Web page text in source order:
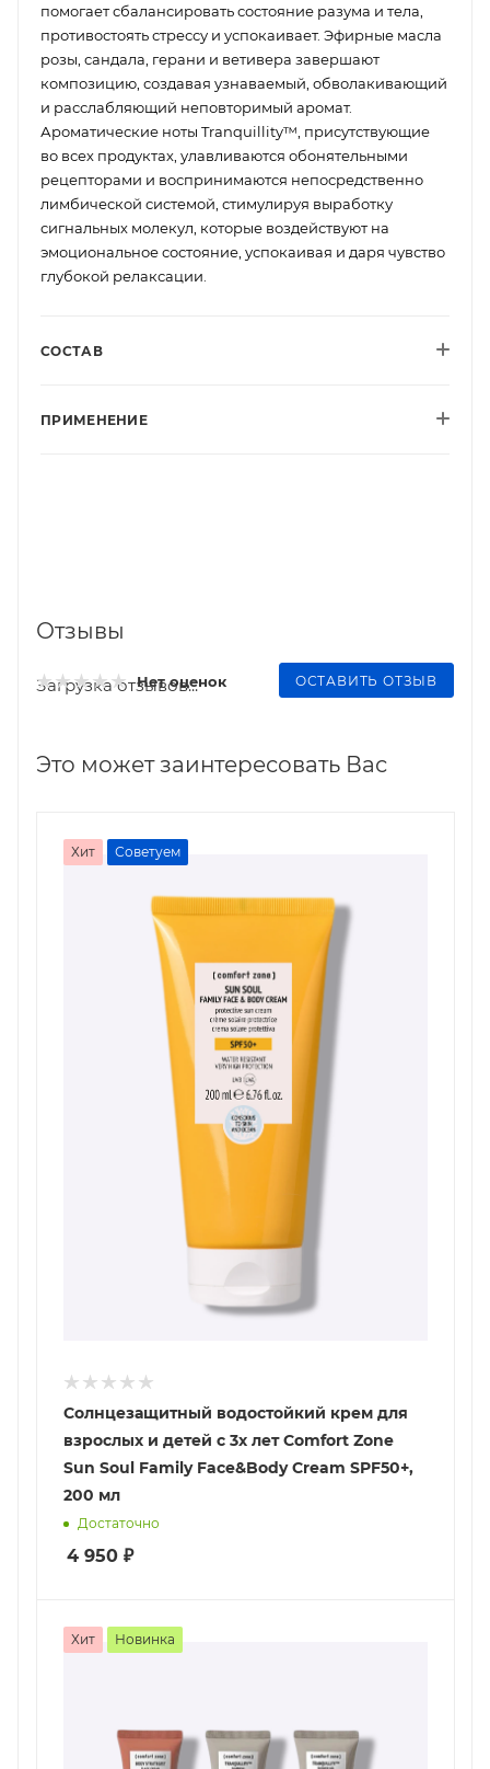
помогает сбалансировать состояние разума и тела,
противостоять стрессу и успокаивает. Эфирные масла
розы, сандала, герани и ветивера завершают
композицию, создавая узнаваемый, обволакивающий
и расслабляющий неповторимый аромат.
Ароматические ноты Tranquillity™, присутствующие
во всех продуктах, улавливаются обонятельными
рецепторами и воспринимаются непосредственно
лимбической системой, стимулируя выработку
сигнальных молекул, которые воздействуют на
эмоциональное состояние, успокаивая и даря чувство
глубокой релаксации.
СОСТАВ
ПРИМЕНЕНИЕ
Отзывы
Нет оценок ОСТАВИТЬ ОТЗЫВ
Загрузка отзывов...
Это может заинтересовать Вас
Хит Советуем
Солнцезащитный водостойкий крем для
взрослых и детей с 3х лет Comfort Zone
Sun Soul Family Face&Body Cream SPF50+,
200 мл
Достаточно
4 950 ₽
Хит Новинка